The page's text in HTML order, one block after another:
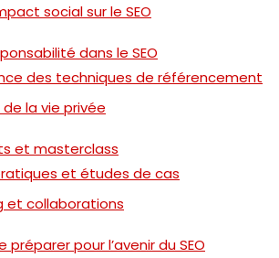
social sur le SEO
dans le SEO
des techniques de référencement
la vie privée
et masterclass
et études de cas
et collaborations
préparer pour l’avenir du SEO